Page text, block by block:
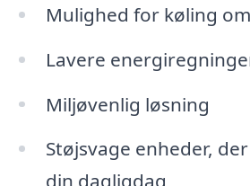
Mulighed for køling
Lavere
Miljøvenlig løsning
Støjsvage enheder,
din dagligdag